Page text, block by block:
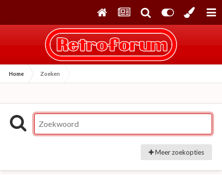
Home Zoeken
Meer zoekopties